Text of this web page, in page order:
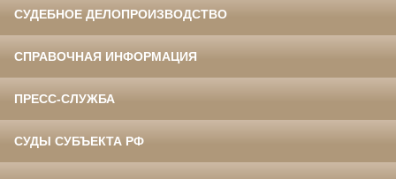
СУДЕБНОЕ ДЕЛОПРОИЗВОДСТВО
СПРАВОЧНАЯ ИНФОРМАЦИЯ
ПРЕСС-СЛУЖБА
СУДЫ СУБЪЕКТА РФ